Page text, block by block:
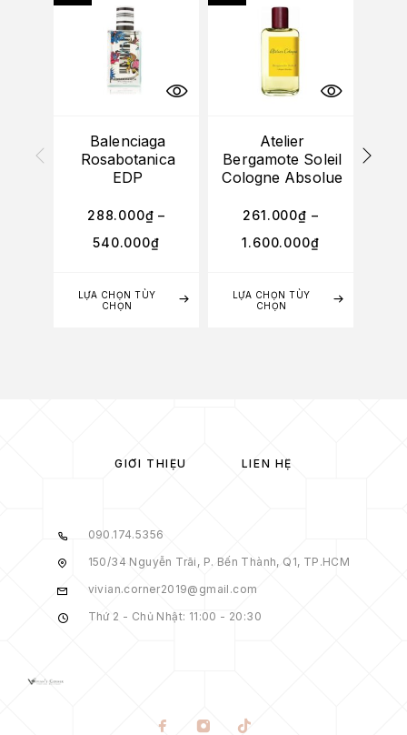
LỰA CHỌN TÙY
CHỌN
Balenciaga
Rosabotanica
EDP
288.000₫ –
540.000₫
LỰA CHỌN TÙY
CHỌN
Atelier
Bergamote Soleil
Cologne Absolue
261.000₫ –
1.600.000₫
GIỚI THIỆU LIÊN HỆ
090.174.5356
150/34 Nguyễn Trãi, P. Bến Thành, Q1, TP.HCM
vivian.corner2019@gmail.com
Thứ 2 - Chủ Nhật: 11:00 - 20:30